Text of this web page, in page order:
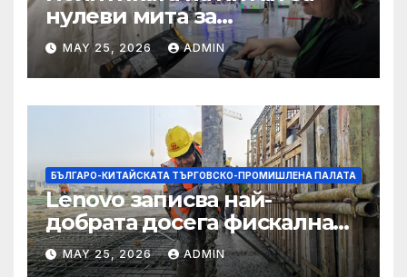
нулеви мита за
африканските страни е от
полза за кафе индустрията
MAY 25, 2026 ADMIN
БЪЛГАРО-КИТАЙСКАТА ТЪРГОВСКО-ПРОМИШЛЕНА ПАЛАТА
Lenovo записва най-
добрата досега фискална
година
MAY 25, 2026 ADMIN